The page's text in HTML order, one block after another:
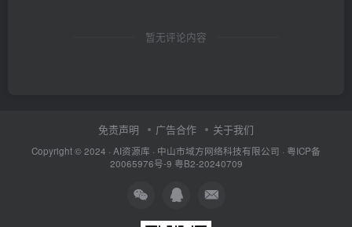
暂无评论内容
免责声明 广告合作 关于我们
Copyright © 2024 · AI资源库 · 中山市域方网络科技有限公司 · 粤ICP备
20065976号-9 粤B2-20240709